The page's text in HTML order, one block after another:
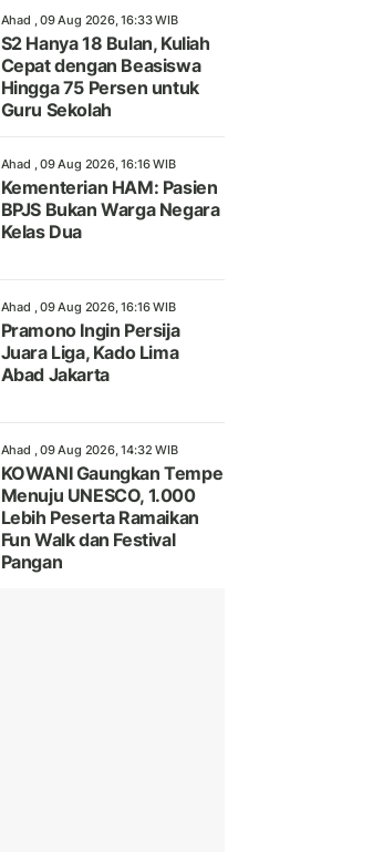
Ahad , 09 Aug 2026, 16:33 WIB
S2 Hanya 18 Bulan, Kuliah
Cepat dengan Beasiswa
Hingga 75 Persen untuk
Guru Sekolah
Ahad , 09 Aug 2026, 16:16 WIB
Kementerian HAM: Pasien
BPJS Bukan Warga Negara
Kelas Dua
Ahad , 09 Aug 2026, 16:16 WIB
Pramono Ingin Persija
Juara Liga, Kado Lima
Abad Jakarta
Ahad , 09 Aug 2026, 14:32 WIB
KOWANI Gaungkan Tempe
Menuju UNESCO, 1.000
Lebih Peserta Ramaikan
Fun Walk dan Festival
Pangan